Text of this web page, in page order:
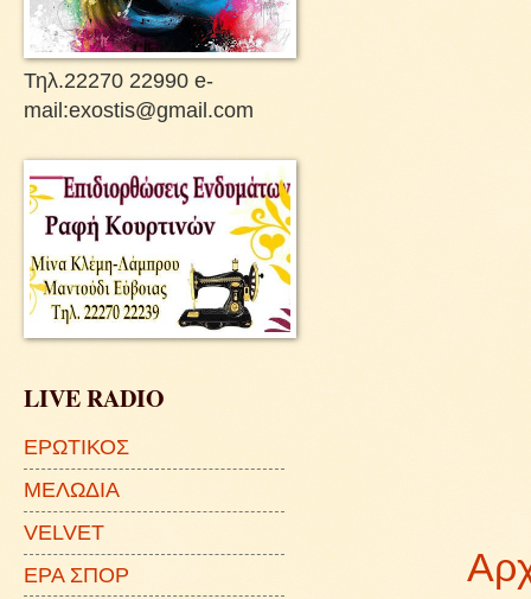
Τηλ.22270 22990 e-
mail:exostis@gmail.com
LIVE RADIO
ΕΡΩΤΙΚΟΣ
ΜΕΛΩΔΙΑ
VELVET
ΕΡΑ ΣΠΟΡ